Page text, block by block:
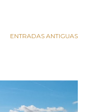
ENTRADAS ANTIGUAS